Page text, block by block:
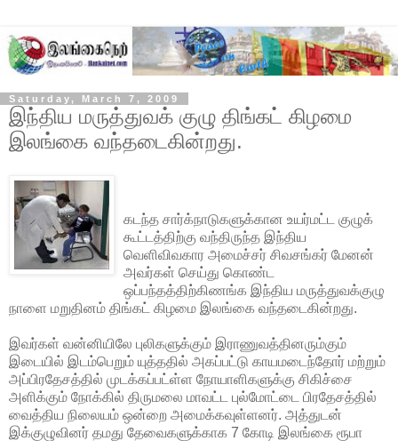
Saturday, March 7, 2009
இந்திய மருத்துவக் குழு திங்கட் கிழமை
இலங்கை வந்தடைகின்றது.
கடந்த சார்க்நாடுகளுக்கான உயர்மட்ட குழுக்
கூட்டத்திற்கு வந்திருந்த இந்திய
வெளிவிவகார அமைச்சர் சிவசங்கர் மேனன்
அவர்கள் செய்து கொண்ட
ஒப்பந்தத்திற்கிணங்க இந்திய மருத்துவக்குழு
நாளை மறுதினம் திங்கட் கிழமை இலங்கை வந்தடைகின்றது.
இவர்கள் வன்னியிலே புலிகளுக்கும் இராணுவத்தினரும்கும்
இடையில் இடம்பெறும் யுத்ததில் அகப்பட்டு காயமடைந்தோர் மற்றும்
அப்பிரதேசத்தில் முடக்கப்பட்ள்ள நோயாளிகளுக்கு சிகிச்சை
அளிக்கும் நோக்கில் திருமலை மாவட்ட புல்மோட்டை பிரதேசத்தில்
வைத்திய நிலையம் ஒன்றை அமைக்கவுள்ளனர். அத்துடன்
இக்குழுவினர் தமது தேவைகளுக்காக 7 கோடி இலங்கை ரூபா